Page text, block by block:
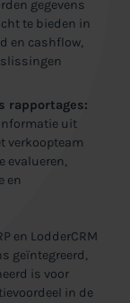
gegevens
te bieden in
en cashflow,
rapportages:
uit
verkoopteam
evalueren,
en
en LodderCRM
geïntegreerd,
is voor
in de